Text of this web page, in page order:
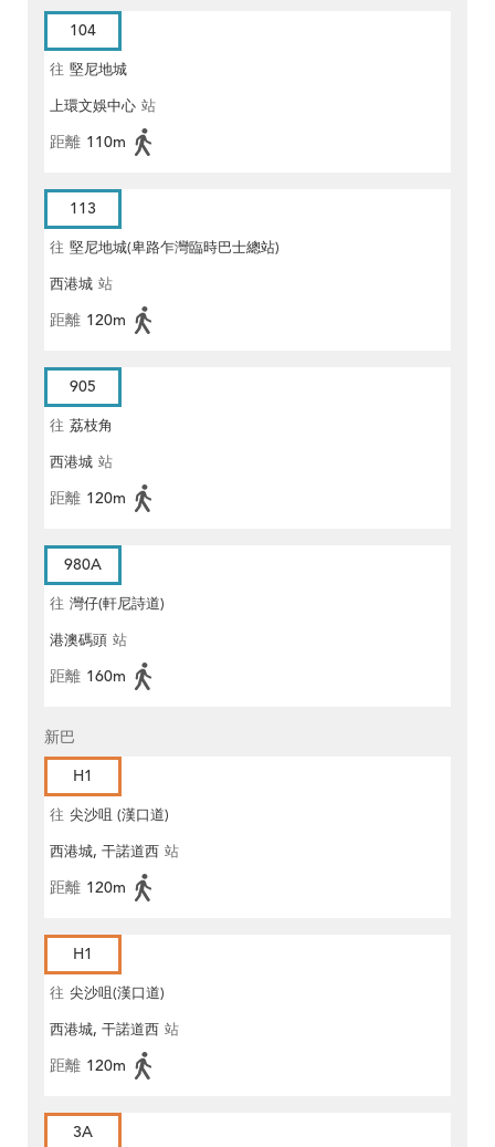
104
往 堅尼地城
上環文娛中心 站
距離 110m
113
往 堅尼地城(卑路乍灣臨時巴士總站)
西港城 站
距離 120m
905
往 荔枝角
西港城 站
距離 120m
980A
往 灣仔(軒尼詩道)
港澳碼頭 站
距離 160m
新巴
H1
往 尖沙咀 (漢口道)
西港城, 干諾道西 站
距離 120m
H1
往 尖沙咀(漢口道)
西港城, 干諾道西 站
距離 120m
3A